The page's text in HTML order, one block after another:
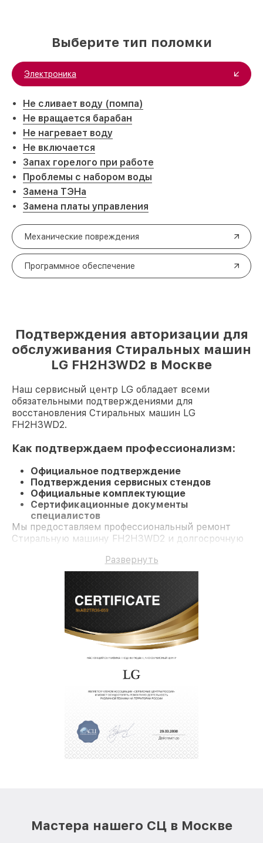
Выберите тип поломки
Электроника
Не сливает воду (помпа)
Не вращается барабан
Не нагревает воду
Не включается
Запах горелого при работе
Проблемы с набором воды
Замена ТЭНа
Замена платы управления
Механические повреждения
Программное обеспечение
Подтверждения авторизации для
обслуживания Стиральных машин
LG FH2H3WD2 в Москве
Наш сервисный центр LG обладает всеми
обязательными подтверждениями для
восстановления Стиральных машин LG
FH2H3WD2.
Как подтверждаем профессионализм:
Официальное подтверждение
Подтверждения сервисных стендов
Официальные комплектующие
Сертификационные документы
специалистов
Мы предоставляем профессиональный ремонт
Стиральную машину FH2H3WD2 и долгосрочную
Развернуть
Мастера нашего СЦ в Москве